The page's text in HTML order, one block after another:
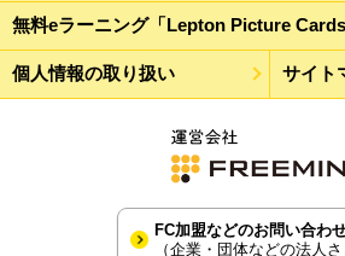
無料eラーニング「Lepton Picture Cards
個人情報の取り扱い サイト
FC加盟などのお問い合わ
（企業・団体などの法人さ